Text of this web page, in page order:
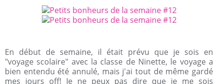
En début de semaine, il était prévu que je sois en
"voyage scolaire" avec la classe de Ninette, le voyage a
bien entendu été annulé, mais j'ai tout de même gardé
mes jours off! Je ne peux pas dire que je me sois